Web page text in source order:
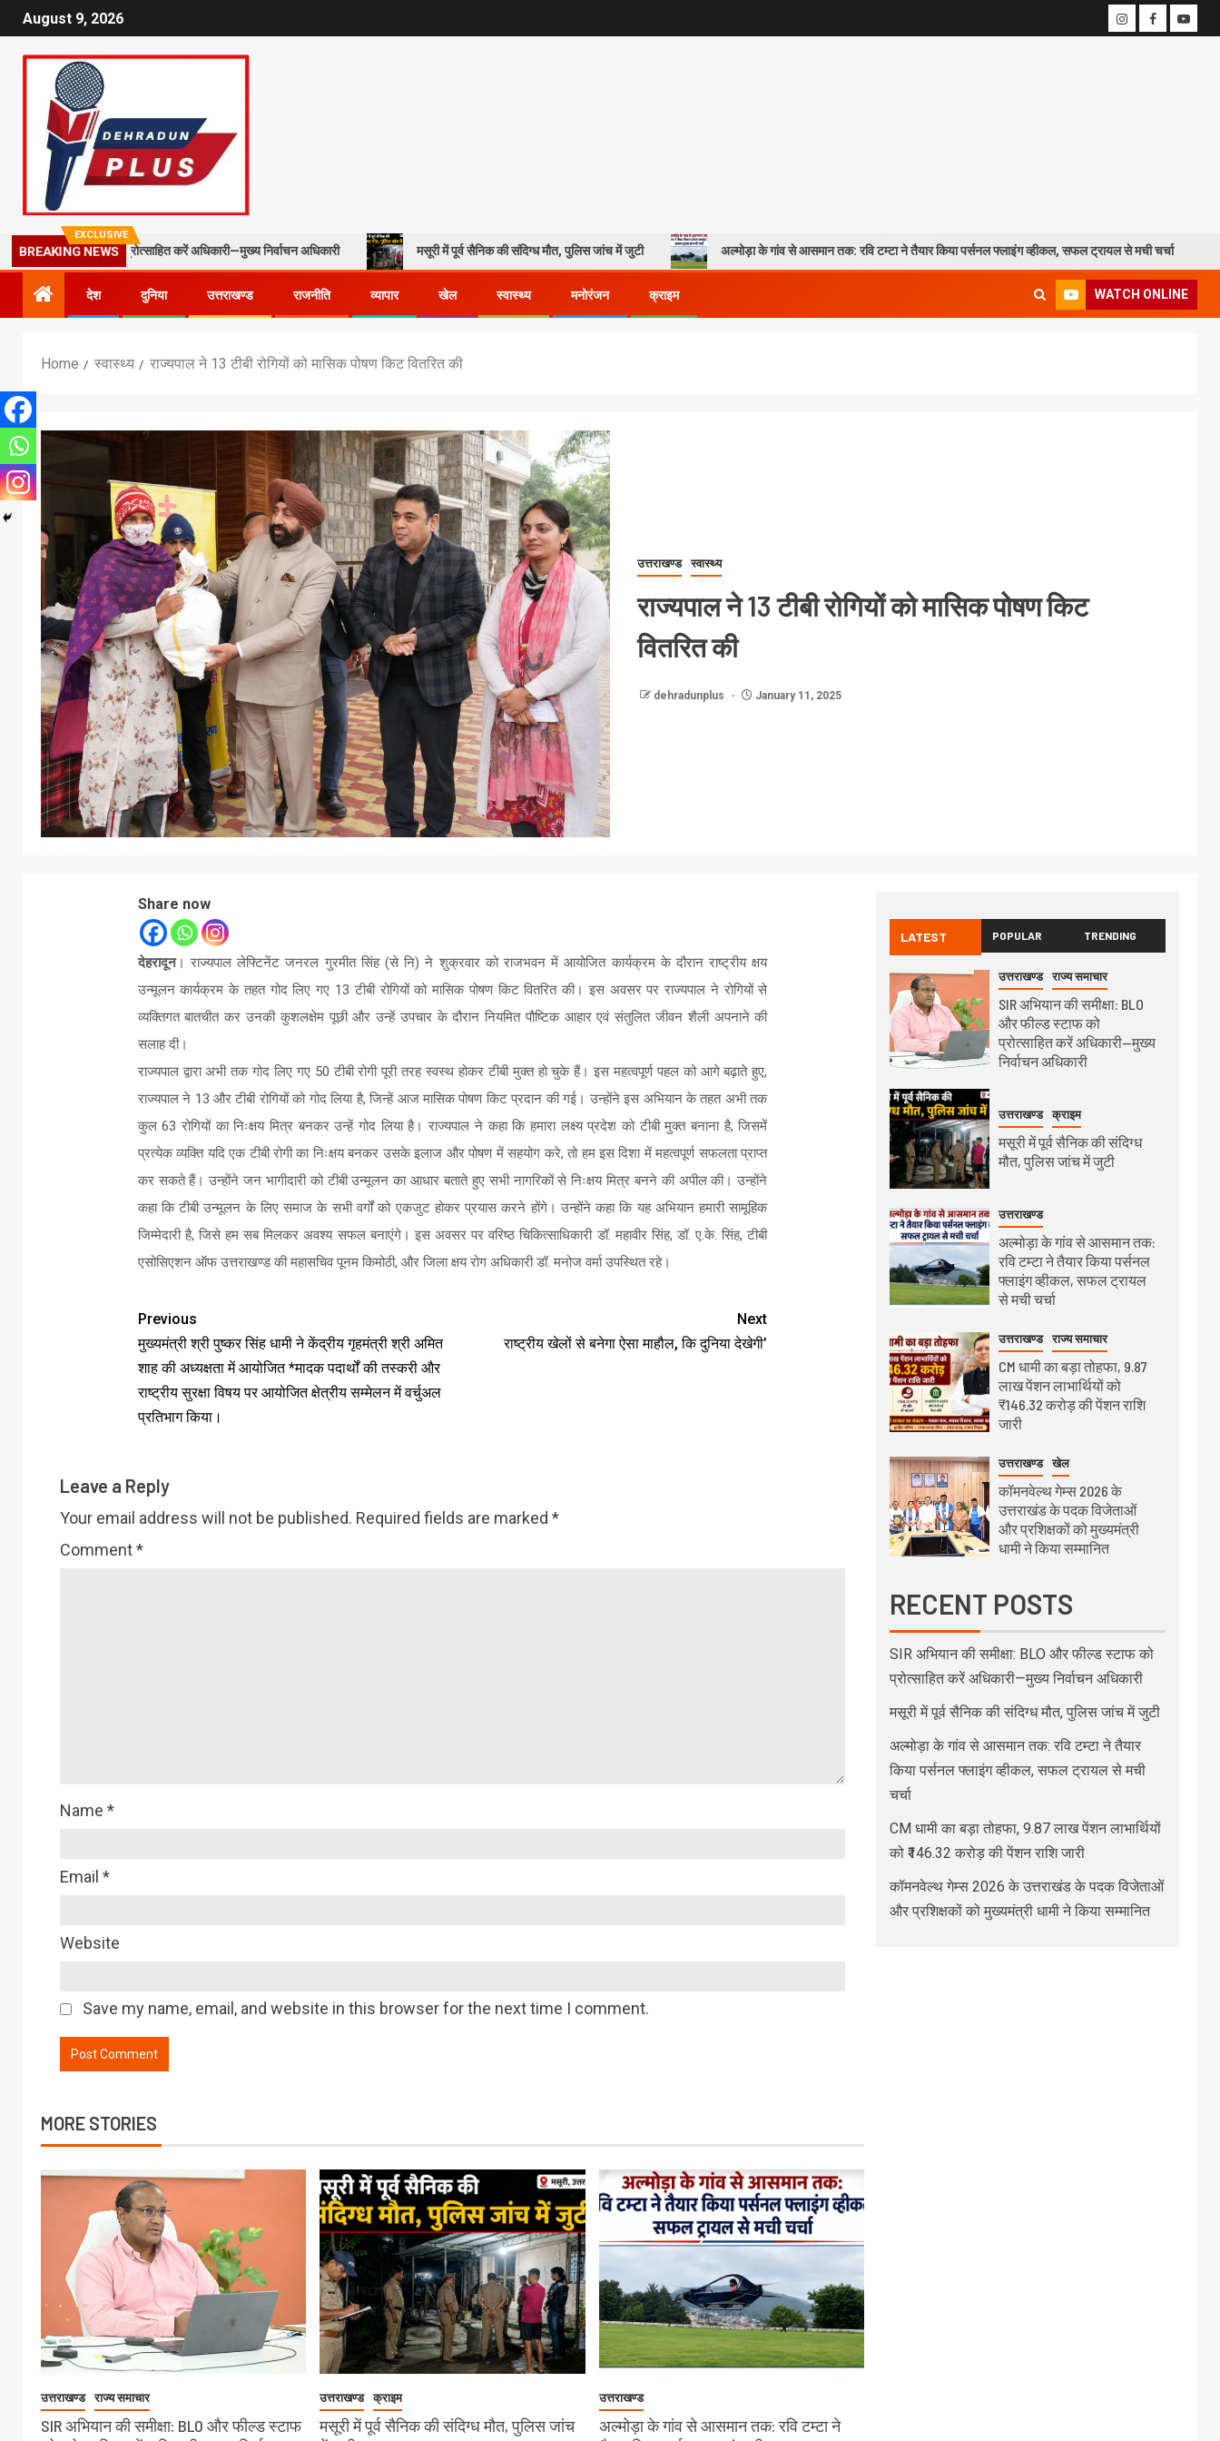
August 9, 2026
EXCLUSIVE
BREAKING NEWS
स्टाफ को प्रोत्साहित करें अधिकारी—मुख्य निर्वाचन अधिकारी मसूरी में पूर्व सैनिक की संदिग्ध मौत, पुलिस जांच में जुटी अल्मोड़ा के गांव से आसमान तक: रवि टम्टा ने तैयार किया पर्सनल फ्लाइंग व्हीकल, सफल ट्रायल से मची चर्चा
देश दुनिया उत्तराखण्ड राजनीति व्यापार खेल स्वास्थ्य मनोरंजन क्राइम WATCH ONLINE
Home स्वास्थ्य राज्यपाल ने 13 टीबी रोगियों को मासिक पोषण किट वितरित की
उत्तराखण्ड स्वास्थ्य
राज्यपाल ने 13 टीबी रोगियों को मासिक पोषण किट
वितरित की
dehradunplus January 11, 2025
Share now
देहरादून। राज्यपाल लेफ्टिनेंट जनरल गुरमीत सिंह (से नि) ने शुक्रवार को राजभवन में आयोजित कार्यक्रम के दौरान राष्ट्रीय क्षय
उन्मूलन कार्यक्रम के तहत गोद लिए गए 13 टीबी रोगियों को मासिक पोषण किट वितरित की। इस अवसर पर राज्यपाल ने रोगियों से
व्यक्तिगत बातचीत कर उनकी कुशलक्षेम पूछी और उन्हें उपचार के दौरान नियमित पौष्टिक आहार एवं संतुलित जीवन शैली अपनाने की
सलाह दी।
राज्यपाल द्वारा अभी तक गोद लिए गए 50 टीबी रोगी पूरी तरह स्वस्थ होकर टीबी मुक्त हो चुके हैं। इस महत्वपूर्ण पहल को आगे बढ़ाते हुए,
राज्यपाल ने 13 और टीबी रोगियों को गोद लिया है, जिन्हें आज मासिक पोषण किट प्रदान की गई। उन्होंने इस अभियान के तहत अभी तक
कुल 63 रोगियों का निःक्षय मित्र बनकर उन्हें गोद लिया है। राज्यपाल ने कहा कि हमारा लक्ष्य प्रदेश को टीबी मुक्त बनाना है, जिसमें
प्रत्येक व्यक्ति यदि एक टीबी रोगी का निःक्षय बनकर उसके इलाज और पोषण में सहयोग करे, तो हम इस दिशा में महत्वपूर्ण सफलता प्राप्त
कर सकते हैं। उन्होंने जन भागीदारी को टीबी उन्मूलन का आधार बताते हुए सभी नागरिकों से निःक्षय मित्र बनने की अपील की। उन्होंने
कहा कि टीबी उन्मूलन के लिए समाज के सभी वर्गों को एकजुट होकर प्रयास करने होंगे। उन्होंने कहा कि यह अभियान हमारी सामूहिक
जिम्मेदारी है, जिसे हम सब मिलकर अवश्य सफल बनाएंगे। इस अवसर पर वरिष्ठ चिकित्साधिकारी डॉ. महावीर सिंह, डॉ. ए.के. सिंह, टीबी
एसोसिएशन ऑफ उत्तराखण्ड की महासचिव पूनम किमोठी, और जिला क्षय रोग अधिकारी डॉ. मनोज वर्मा उपस्थित रहे।
Previous
मुख्यमंत्री श्री पुष्कर सिंह धामी ने केंद्रीय गृहमंत्री श्री अमित
शाह की अध्यक्षता में आयोजित *मादक पदार्थों की तस्करी और
राष्ट्रीय सुरक्षा विषय पर आयोजित क्षेत्रीय सम्मेलन में वर्चुअल
प्रतिभाग किया।
Next
राष्ट्रीय खेलों से बनेगा ऐसा माहौल, कि दुनिया देखेगी’
Leave a Reply
Your email address will not be published. Required fields are marked *
Comment*
Name *
Email *
Website
Save my name, email, and website in this browser for the next time I comment.
MORE STORIES
उत्तराखण्ड राज्य समाचार
SIR अभियान की समीक्षा: BLO और फील्ड स्टाफ
उत्तराखण्ड क्राइम
मसूरी में पूर्व सैनिक की संदिग्ध मौत, पुलिस जांच
उत्तराखण्ड
अल्मोड़ा के गांव से आसमान तक: रवि टम्टा ने
LATEST POPULAR TRENDING
उत्तराखण्ड राज्य समाचार
SIR अभियान की समीक्षा: BLO
और फील्ड स्टाफ को
प्रोत्साहित करें अधिकारी—मुख्य
निर्वाचन अधिकारी
उत्तराखण्ड क्राइम
मसूरी में पूर्व सैनिक की संदिग्ध
मौत, पुलिस जांच में जुटी
उत्तराखण्ड
अल्मोड़ा के गांव से आसमान तक:
रवि टम्टा ने तैयार किया पर्सनल
फ्लाइंग व्हीकल, सफल ट्रायल
से मची चर्चा
उत्तराखण्ड राज्य समाचार
CM धामी का बड़ा तोहफा, 9.87
लाख पेंशन लाभार्थियों को
₹146.32 करोड़ की पेंशन राशि
जारी
उत्तराखण्ड खेल
कॉमनवेल्थ गेम्स 2026 के
उत्तराखंड के पदक विजेताओं
और प्रशिक्षकों को मुख्यमंत्री
धामी ने किया सम्मानित
RECENT POSTS
SIR अभियान की समीक्षा: BLO और फील्ड स्टाफ को
प्रोत्साहित करें अधिकारी—मुख्य निर्वाचन अधिकारी
मसूरी में पूर्व सैनिक की संदिग्ध मौत, पुलिस जांच में जुटी
अल्मोड़ा के गांव से आसमान तक: रवि टम्टा ने तैयार
किया पर्सनल फ्लाइंग व्हीकल, सफल ट्रायल से मची
चर्चा
CM धामी का बड़ा तोहफा, 9.87 लाख पेंशन लाभार्थियों
को ₹146.32 करोड़ की पेंशन राशि जारी
कॉमनवेल्थ गेम्स 2026 के उत्तराखंड के पदक विजेताओं
और प्रशिक्षकों को मुख्यमंत्री धामी ने किया सम्मानित